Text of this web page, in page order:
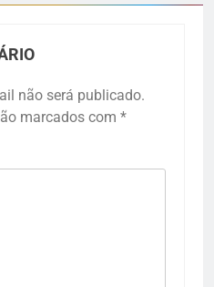
não será publicado.
marcados com *